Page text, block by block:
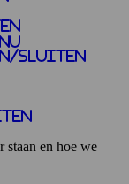
sluiten
en hoe we